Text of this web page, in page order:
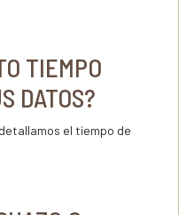
TIEMPO
DATOS?
el tiempo de